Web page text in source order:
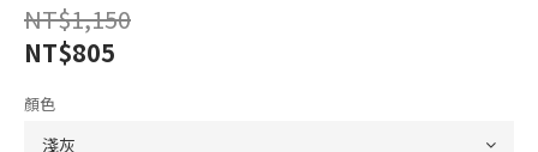
NT$1,150
NT$805
顏色